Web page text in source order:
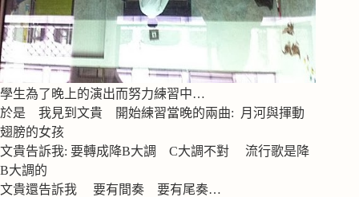
學生為了晚上的演出而努力練習中…
於是 我見到文貴 開始練習當晚的兩曲: 月河與揮動
翅膀的女孩
文貴告訴我: 要轉成降B大調 C大調不對 流行歌是降
B大調的
文貴還告訴我 要有間奏 要有尾奏…